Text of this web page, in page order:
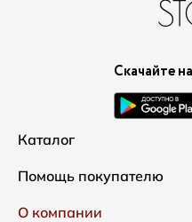
Скачайте
Каталог
Новинки
Одежда
Помощь покупателю
Доставка и оплата
О компании